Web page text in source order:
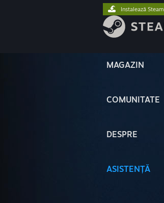
MAGAZIN
COMUNITATE
DESPRE
ASISTENȚĂ
Instalează Steam